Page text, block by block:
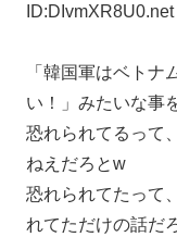
ID:DIvmXR8U0.net
「韓国軍はベトナ
い！」みたいな事
恐れられてるって
ねえだろとw
恐れられてたって
れてただけの話だ